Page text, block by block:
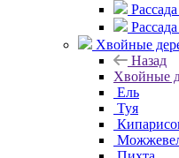
Хвойные
Назад
Хвойные
Ель
Туя